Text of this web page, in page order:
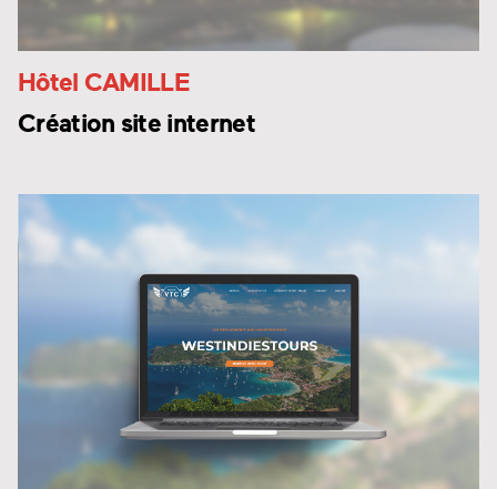
Hôtel CAMILLE
Création site internet